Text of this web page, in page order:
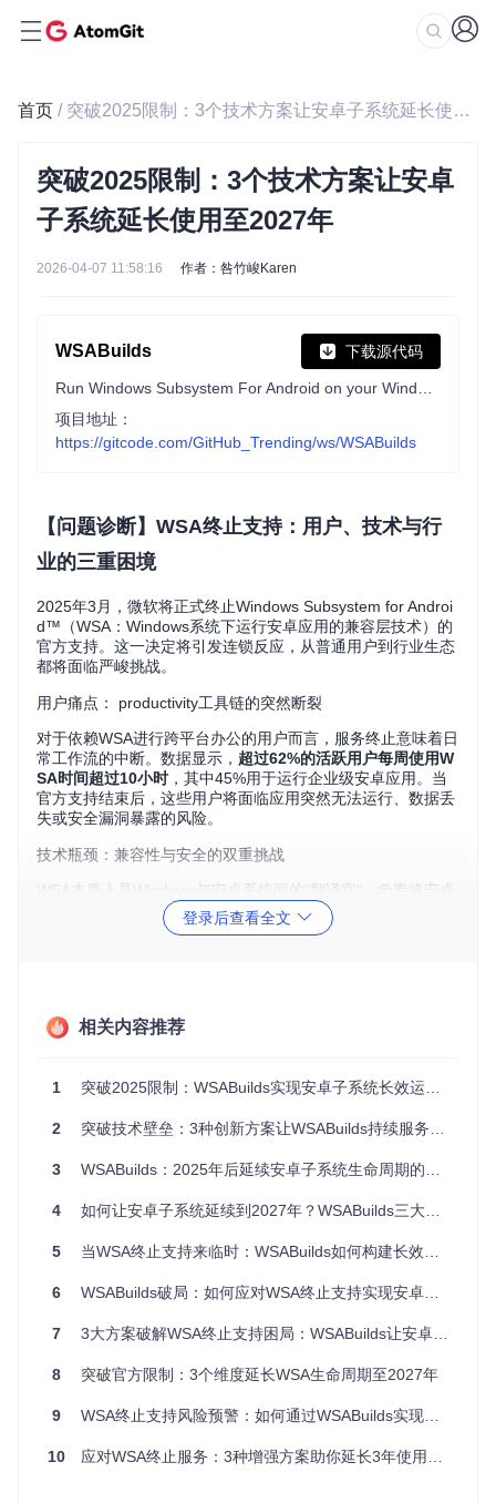
首页 / 突破2025限制：3个技术方案让安卓子系统延长使用至2027年
突破2025限制：3个技术方案让安卓
子系统延长使用至2027年
2026-04-07 11:58:16 作者：咎竹峻Karen
WSABuilds 下载源代码
项目地址：
https://gitcode.com/GitHub_Trending/ws/WSABuilds
【问题诊断】WSA终止支持：用户、技术与行
业的三重困境
2025年3月，微软将正式终止Windows Subsystem for Androi
d™（WSA：Windows系统下运行安卓应用的兼容层技术）的
官方支持。这一决定将引发连锁反应，从普通用户到行业生态
都将面临严峻挑战。
用户痛点： productivity工具链的突然断裂
对于依赖WSA进行跨平台办公的用户而言，服务终止意味着日
常工作流的中断。数据显示， 超过62%的活跃用户每周使用W
SA时间超过10小时 ，其中45%用于运行企业级安卓应用。当
官方支持结束后，这些用户将面临应用突然无法运行、数据丢
失或安全漏洞暴露的风险。
技术瓶颈：兼容性与安全的双重挑战
WSA本质上是Windows与安卓系统间的"翻译官"，负责将安卓
应用指令转换为Windows可执行命令。官方支持终止后，这
个"翻译官"将停止学习新"词汇"（系统更新），导致：
新安卓应用将无法在旧版WSA上运行
行业影响：移动办公生态的重构压力
还是要求员工放弃移动办公习惯？教育机构依赖WSA进行教学
度IT预算的15-20%。
💡 专家建议：不要等到2025年3月才采取行动。WSA终止支
规划迁移方案可将风险降低80%。
【方案评估】三大替代方案的决策矩阵分析
面对WSA终止支持，用户有三类主要选择。以下决策矩阵从多
评估维度 官方WSA
器
s
支持周期
★☆☆☆
★★★☆☆ ★★★★★
★★★★
登录后查看全文
相关内容推荐
1 突破2025限制：WSABuilds实现安卓子系统长效运行的四大技术方案
2 突破技术壁垒：3种创新方案让WSABuilds持续服务至2027年
3 WSABuilds：2025年后延续安卓子系统生命周期的开源解决方案
4 如何让安卓子系统延续到2027年？WSABuilds三大技术方案深度解析
5 当WSA终止支持来临时：WSABuilds如何构建长效安卓子系统解决方案
6 WSABuilds破局：如何应对WSA终止支持实现安卓子系统长效运行至2027年？
7 3大方案破解WSA终止支持困局：WSABuilds让安卓子系统延续至2027年
8 突破官方限制：3个维度延长WSA生命周期至2027年
9 WSA终止支持风险预警：如何通过WSABuilds实现安卓子系统长效运行至2027年
10 应对WSA终止服务：3种增强方案助你延长3年使用周期至2027年